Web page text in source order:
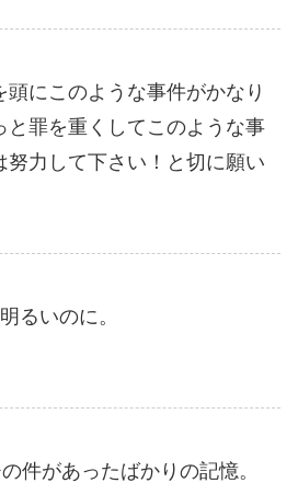
にこのような事件がかなり
と罪を重くしてこのような事
努力して下さい！と切に願い
るいのに。
件があったばかりの記憶。